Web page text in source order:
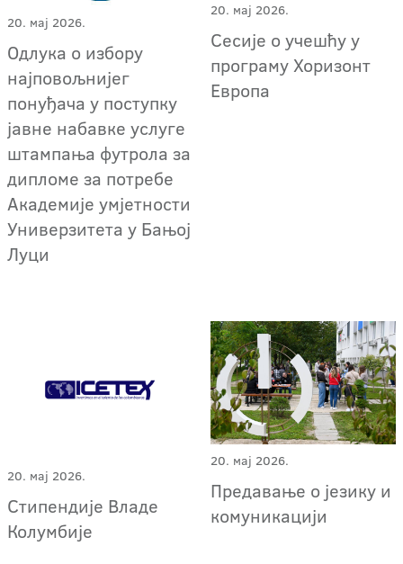
20. мај 2026.
Oдлука о избору
најповољнијег
понуђача у поступку
јавне набавке услуге
штампања футрола за
дипломе за потребе
Академије умјетности
Универзитета у Бањој
Луци
20. мај 2026.
Сесије о учешћу у
програму Хоризонт
Европа
20. мај 2026.
Стипендије Владе
Колумбије
20. мај 2026.
Предавање о језику и
комуникацији